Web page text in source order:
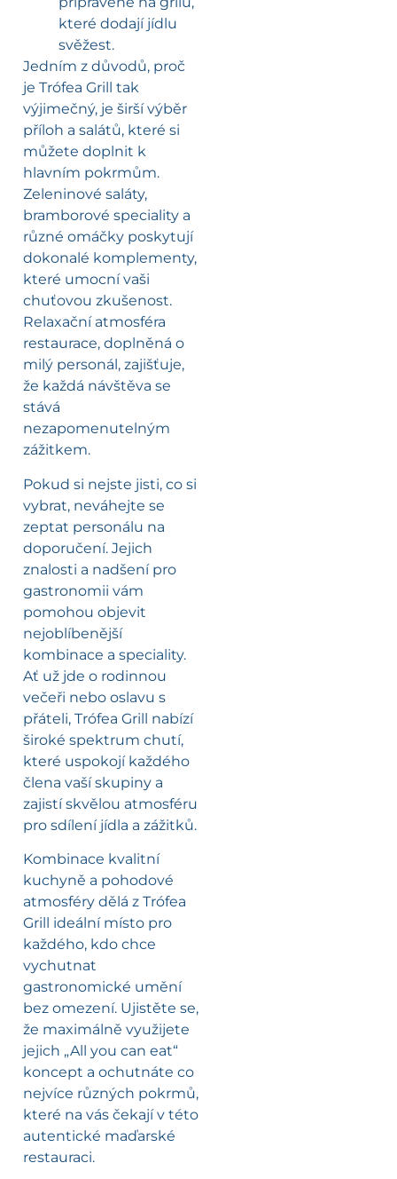
které dodají jídlu
svěžest.
Jedním z důvodů, proč
je Trófea Grill tak
výjimečný, je širší výběr
příloh a salátů, které si
můžete doplnit k
hlavním pokrmům.
Zeleninové saláty,
bramborové speciality a
různé omáčky poskytují
dokonalé komplementy,
které umocní vaši
chuťovou zkušenost.
Relaxační atmosféra
restaurace, doplněná o
milý personál, zajišťuje,
že každá návštěva se
stává
nezapomenutelným
zážitkem.
Pokud si nejste jisti, co si
vybrat, neváhejte se
zeptat personálu na
doporučení. Jejich
znalosti a nadšení pro
gastronomii vám
pomohou objevit
nejoblíbenější
kombinace a speciality.
Ať už jde o rodinnou
večeři nebo oslavu s
přáteli, Trófea Grill nabízí
široké spektrum chutí,
které uspokojí každého
člena vaší skupiny a
zajistí skvělou atmosféru
pro sdílení jídla a zážitků.
Kombinace kvalitní
kuchyně a pohodové
atmosféry dělá z Trófea
Grill ideální místo pro
každého, kdo chce
vychutnat
gastronomické umění
bez omezení. Ujistěte se,
že maximálně využijete
jejich „All you can eat“
koncept a ochutnáte co
nejvíce různých pokrmů,
které na vás čekají v této
autentické maďarské
restauraci.